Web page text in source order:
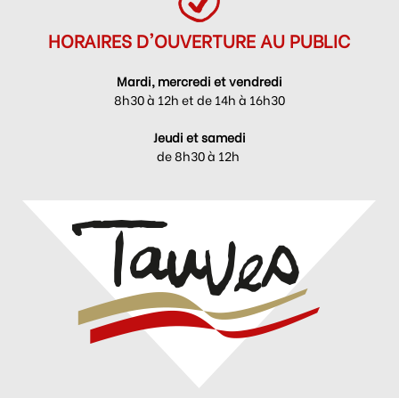
HORAIRES D'OUVERTURE AU PUBLIC
Mardi, mercredi et vendredi
8h30 à 12h et de 14h à 16h30
Jeudi et samedi
de 8h30 à 12h